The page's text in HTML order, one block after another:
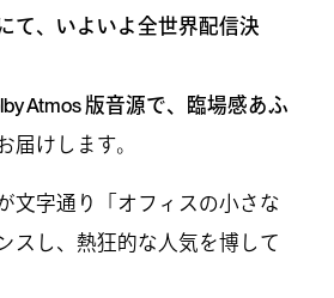
て、いよいよ全世界配信決
Atmos 版音源で、臨場感あふ
届けします。
文字通り「オフィスの小さな
スし、熱狂的な人気を博して